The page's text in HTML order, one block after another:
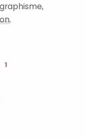
.
1